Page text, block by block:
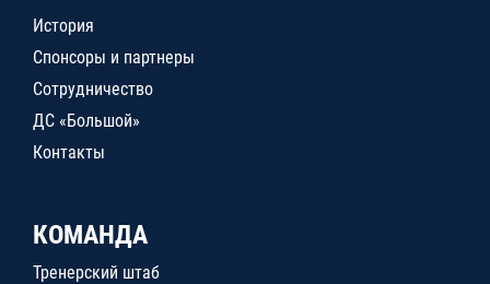
История
Спонсоры и партнеры
Сотрудничество
ДС «Большой»
Контакты
КОМАНДА
Тренерский штаб